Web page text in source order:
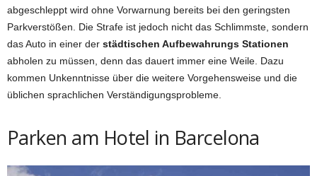
abgeschleppt wird ohne Vorwarnung bereits bei den geringsten
Parkverstößen. Die Strafe ist jedoch nicht das Schlimmste, sondern
das Auto in einer der städtischen Aufbewahrungs Stationen
abholen zu müssen, denn das dauert immer eine Weile. Dazu
kommen Unkenntnisse über die weitere Vorgehensweise und die
üblichen sprachlichen Verständigungsprobleme.
Parken am Hotel in Barcelona